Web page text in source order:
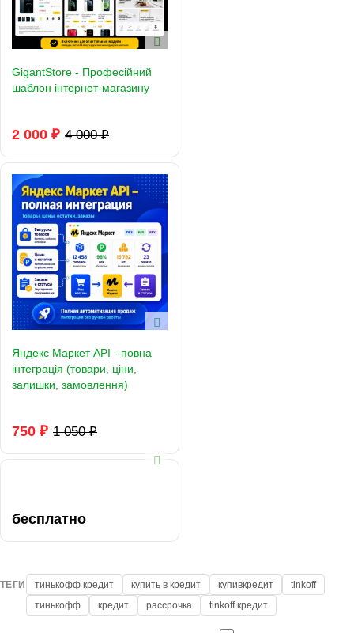
GigantStore - Професійний
шаблон інтернет-магазину
2 000 ₽ 4 000 ₽
Яндекс Маркет API - повна
інтеграція (товари, ціни,
залишки, замовлення)
750 ₽ 1 050 ₽
бесплатно
ТЕГИ тинькофф кредит купить в кредит купивкредит
tinkoff
тинькофф
кредит рассрочка tinkoff кредит